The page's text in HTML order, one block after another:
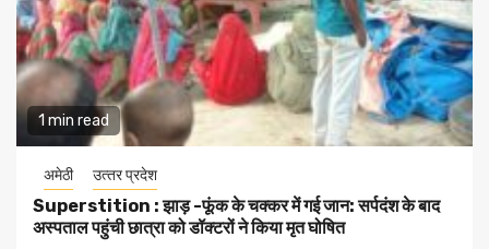
1 min read
अमेठी उत्‍तर प्रदेश
Superstition : झाड़ -फूंक के चक्कर में गई जान: सर्पदंश के बाद
अस्पताल पहुंची छात्रा को डॉक्टरों ने किया मृत घोषित